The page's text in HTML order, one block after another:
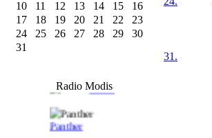
10
11 12 13 14 15
16
17
18 19 20 21 22
23
24
25 26 27 28 29
30
31
Radio Modis
Frank
Panther
31.